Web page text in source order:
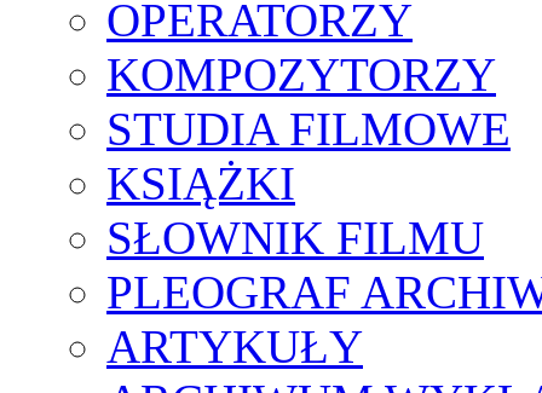
OPERATORZY
KOMPOZYTORZY
STUDIA FILMOWE
KSIĄŻKI
SŁOWNIK FILMU
PLEOGRAF
ARTYKUŁY